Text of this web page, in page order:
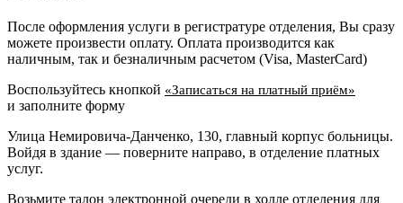
После оформления услуги в регистратуре отделения, Вы сразу
можете произвести оплату. Оплата производится как
наличным, так и безналичным расчетом (Visa, MasterCard)
Воспользуйтесь кнопкой «Записаться на платный приём»
и заполните форму
Улица Немировича-Данченко, 130, главный корпус больницы.
Войдя в здание — поверните направо, в отделение платных
услуг.
Возьмите талон электронной очереди в холле отделения для